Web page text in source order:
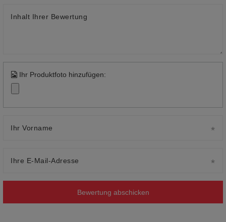
Inhalt Ihrer Bewertung
Ihr Produktfoto hinzufügen:
Ihr Vorname
Ihre E-Mail-Adresse
Bewertung abschicken